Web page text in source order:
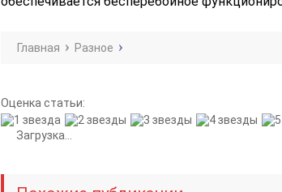
Главная Разное
Оценка статьи:
Загрузка...